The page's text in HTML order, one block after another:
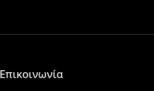
Επικοινωνία